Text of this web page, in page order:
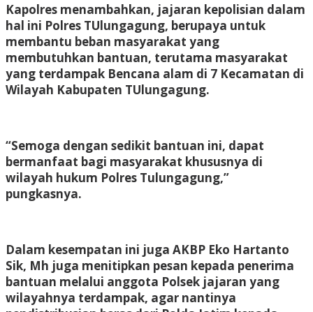
Kapolres menambahkan, jajaran kepolisian dalam
hal ini Polres TUlungagung, berupaya untuk
membantu beban masyarakat yang
membutuhkan bantuan, terutama masyarakat
yang terdampak Bencana alam di 7 Kecamatan di
Wilayah Kabupaten TUlungagung.
“Semoga dengan sedikit bantuan ini, dapat
bermanfaat bagi masyarakat khususnya di
wilayah hukum Polres Tulungagung,”
pungkasnya.
Dalam kesempatan ini juga AKBP Eko Hartanto
Sik, Mh juga menitipkan pesan kepada penerima
bantuan melalui anggota Polsek jajaran yang
wilayahnya terdampak, agar nantinya